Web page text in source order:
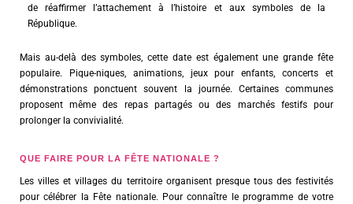
de réaffirmer l’attachement à l’histoire et aux symboles de la
République.
Mais au-delà des symboles, cette date est également une grande fête
populaire. Pique-niques, animations, jeux pour enfants, concerts et
démonstrations ponctuent souvent la journée. Certaines communes
proposent même des repas partagés ou des marchés festifs pour
prolonger la convivialité.
QUE FAIRE POUR LA FÊTE NATIONALE ?
Les villes et villages du territoire organisent presque tous des festivités
pour célébrer la Fête nationale. Pour connaître le programme de votre